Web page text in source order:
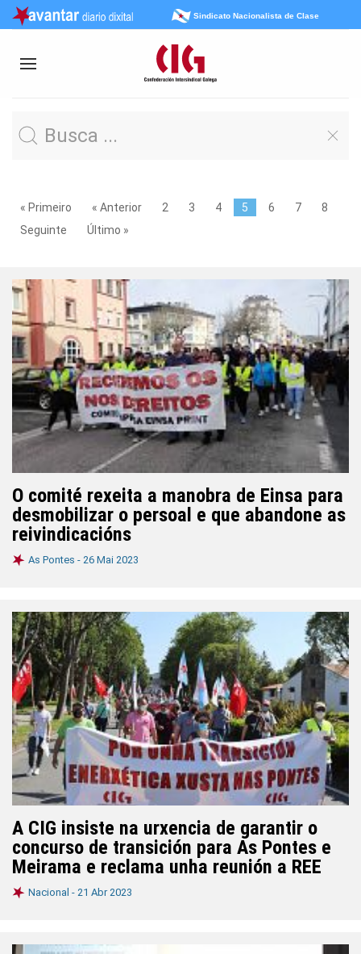
Sindicato Nacionalista de Clase
« Primeiro « Anterior 2 3 4 5 6 7
8
Seguinte
Último »
O comité rexeita a manobra de Einsa para
desmobilizar o persoal e que abandone as
reivindicacións
As Pontes - 26 Mai 2023
A CIG insiste na urxencia de garantir o
concurso de transición para As Pontes e
Meirama e reclama unha reunión a REE
Nacional - 21 Abr 2023